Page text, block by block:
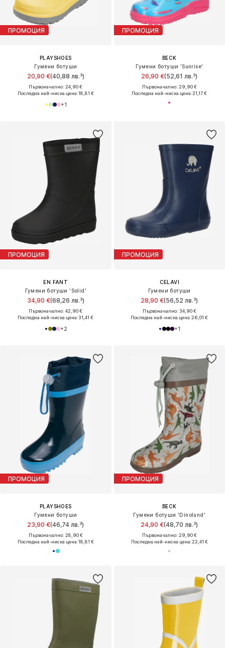
ПРОМОЦИЯ
PLAYSHOES
Гумени ботуши
20,90 €(40,88 лв.³)
Първоначално: 24,90 €
Последна най-ниска цена:18,81 €
+1
ПРОМОЦИЯ
BECK
Гумени ботуши 'Sunrise'
26,90 €(52,61 лв.³)
Първоначално: 29,90 €
Последна най-ниска цена:21,17 €
ПРОМОЦИЯ
EN FANT
Гумени ботуши 'Solid'
34,90 €(68,26 лв.³)
Първоначално: 42,90 €
Последна най-ниска цена:31,41 €
+2
ПРОМОЦИЯ
CELAVI
Гумени ботуши
28,90 €(56,52 лв.³)
Първоначално: 34,90 €
Последна най-ниска цена:26,01 €
+1
ПРОМОЦИЯ
PLAYSHOES
Гумени ботуши
23,90 €(46,74 лв.³)
Първоначално: 28,90 €
Последна най-ниска цена:18,81 €
ПРОМОЦИЯ
BECK
Гумени ботуши 'Dinoland'
24,90 €(48,70 лв.³)
Първоначално: 29,90 €
Последна най-ниска цена:22,41 €